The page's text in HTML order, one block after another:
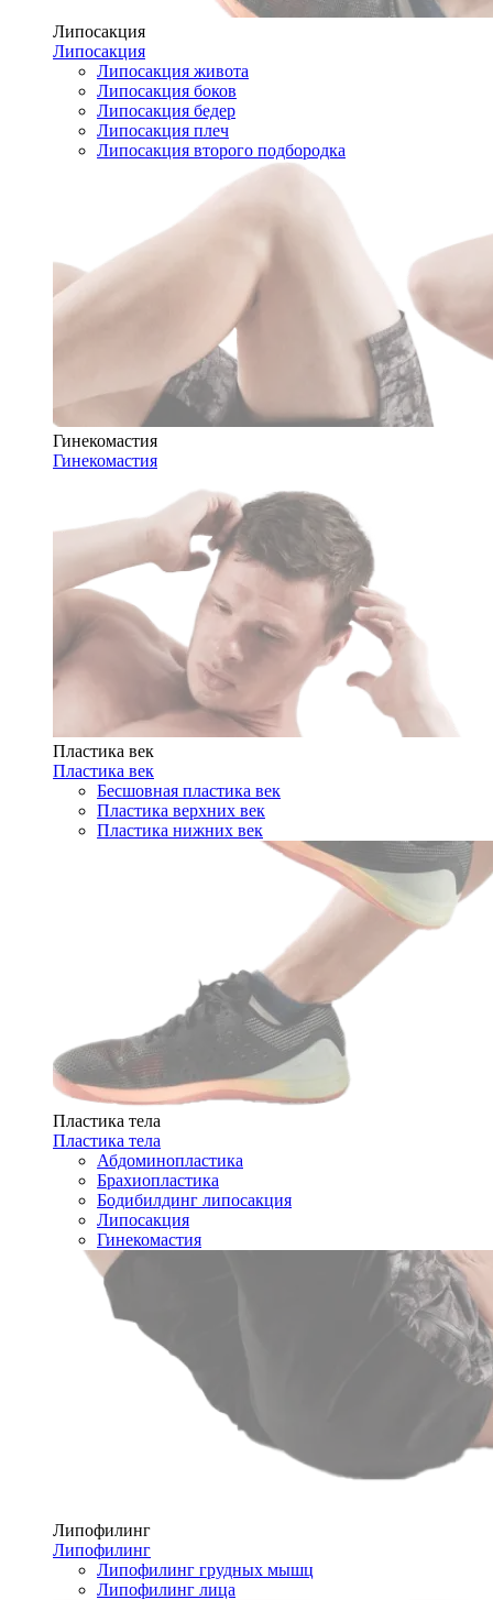
Липосакция
Липосакция
Липосакция живота
Липосакция боков
Липосакция бедер
Липосакция плеч
Липосакция второго подбородка
Гинекомастия
Гинекомастия
Пластика век
Пластика век
Бесшовная пластика век
Пластика верхних век
Пластика нижних век
Пластика тела
Пластика тела
Абдоминопластика
Брахиопластика
Бодибилдинг липосакция
Липосакция
Гинекомастия
Липофилинг
Липофилинг
Липофилинг грудных мышц
Липофилинг лица